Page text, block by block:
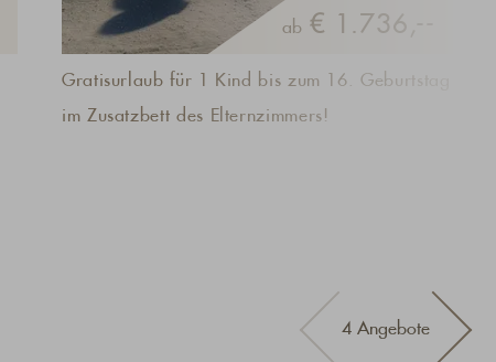
ab € 1.736,--
Gratisurlaub für 1 Kind bis zum 16. Geburtstag
im Zusatzbett des Elternzimmers!
4 Angebote